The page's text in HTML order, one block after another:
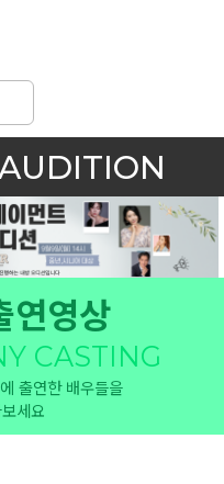
연영상
CASTING
출연한 배우들을
세요